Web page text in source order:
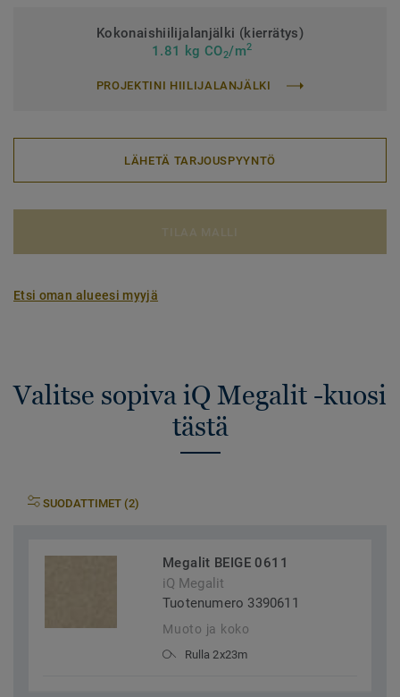
Kokonaishiilijalanjälki (kierrätys)
1.81 kg CO2/m2
PROJEKTINI HIILIJALANJÄLKI
LÄHETÄ TARJOUSPYYNTÖ
Etsi oman alueesi myyjä
Valitse sopiva iQ Megalit -kuosi
tästä
SUODATTIMET (2)
Megalit BEIGE 0611
iQ Megalit
Tuotenumero 3390611
Muoto ja koko
Rulla 2x23m